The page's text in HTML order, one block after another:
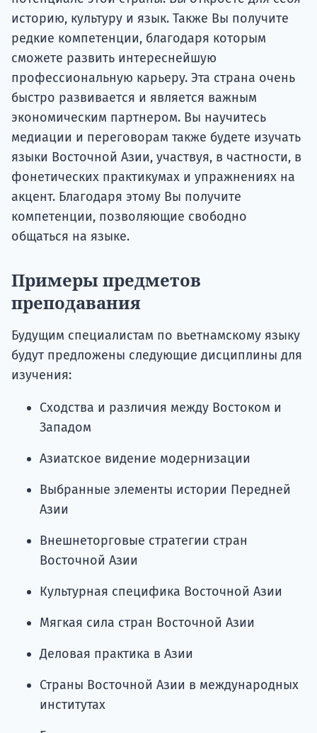
историю, культуру и язык. Также Вы получите
редкие компетенции, благодаря которым
сможете развить интереснейшую
профессиональную карьеру. Эта страна очень
быстро развивается и является важным
экономическим партнером. Вы научитесь
медиации и переговорам также будете изучать
языки Восточной Азии, участвуя, в частности, в
фонетических практикумах и упражнениях на
акцент. Благодаря этому Вы получите
компетенции, позволяющие свободно
общаться на языке.
Примеры предметов
преподавания
Будущим специалистам по вьетнамскому языку
будут предложены следующие дисциплины для
изучения:
Сходства и различия между Востоком и
Западом
Азиатское видение модернизации
Выбранные элементы истории Передней
Азии
Внешнеторговые стратегии стран
Восточной Азии
Культурная специфика Восточной Азии
Мягкая сила стран Восточной Азии
Деловая практика в Азии
Страны Восточной Азии в международных
институтах